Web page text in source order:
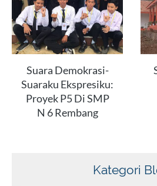
Suara Demokrasi-
Suaraku Ekspresiku:
Proyek P5 Di SMP
N 6 Rembang
Kategori